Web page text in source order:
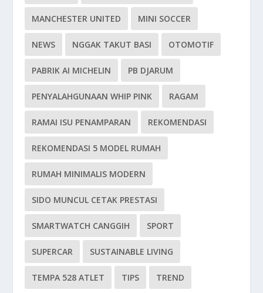
MANCHESTER UNITED MINI SOCCER
NEWS NGGAK TAKUT BASI OTOMOTIF
PABRIK AI MICHELIN PB DJARUM
PENYALAHGUNAAN WHIP PINK RAGAM
RAMAI ISU PENAMPARAN REKOMENDASI
REKOMENDASI 5 MODEL RUMAH
RUMAH MINIMALIS MODERN
SIDO MUNCUL CETAK PRESTASI
SMARTWATCH CANGGIH SPORT
SUPERCAR SUSTAINABLE LIVING
TEMPA 528 ATLET TIPS TREND